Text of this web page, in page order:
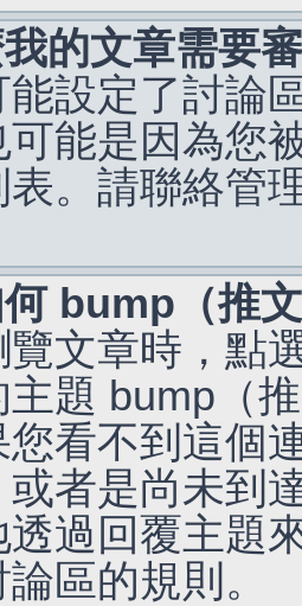
的文章需要
能設定了討論
可能是因為您
表。請聯絡管
bump（推
覽文章時，點
主題 bump（
看不到這個
者是尚未到
透過回覆主題
區的規則。